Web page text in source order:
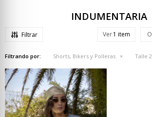
INDUMENTARIA
Ver
Filtrando por: Shorts, Bikers y Polleras Talle 2